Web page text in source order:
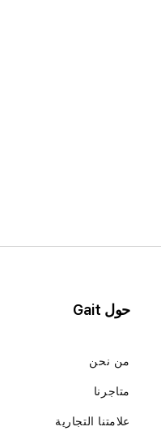
حول Gait
من نحن
متاجرنا
علامتنا التجارية